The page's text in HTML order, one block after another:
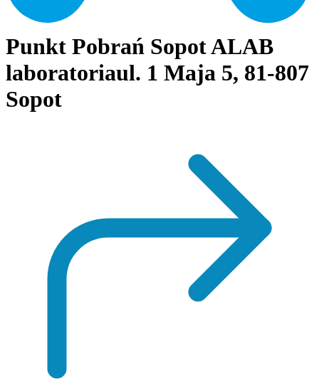
Punkt Pobrań Sopot ALAB
laboratoriaul. 1 Maja 5, 81-807
Sopot